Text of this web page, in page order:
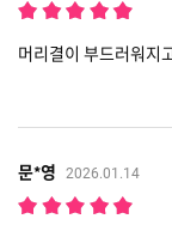
머리결이 부드러워지
문*영 2026.01.14